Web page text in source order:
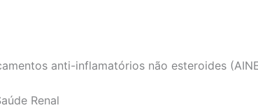
anti-inflamatórios não esteroides
Renal